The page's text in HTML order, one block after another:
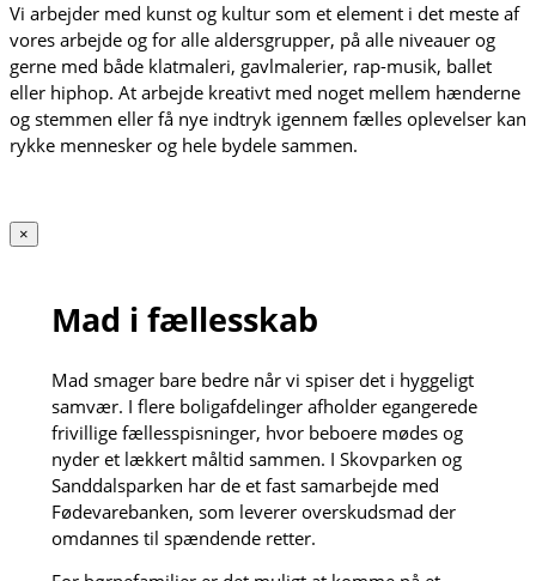
Vi arbejder med kunst og kultur som et element i det meste af
vores arbejde og for alle aldersgrupper, på alle niveauer og
gerne med både klatmaleri, gavlmalerier, rap-musik, ballet
eller hiphop. At arbejde kreativt med noget mellem hænderne
og stemmen eller få nye indtryk igennem fælles oplevelser kan
rykke mennesker og hele bydele sammen.
×
Mad i fællesskab
Mad smager bare bedre når vi spiser det i hyggeligt
samvær. I flere boligafdelinger afholder egangerede
frivillige fællesspisninger, hvor beboere mødes og
nyder et lækkert måltid sammen. I Skovparken og
Sanddalsparken har de et fast samarbejde med
Fødevarebanken, som leverer overskudsmad der
omdannes til spændende retter.